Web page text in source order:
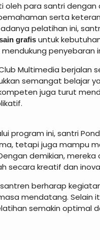
oleh para santri
serta
pelatihan ini,
grafis untuk
penyebaran
Multimedia berjalan
semangat belajar
juga turut
program ini, santri
tetapi juga mampu
demikian,
secara kreatif dan
berharap
mendatang. Selain
semakin optimal